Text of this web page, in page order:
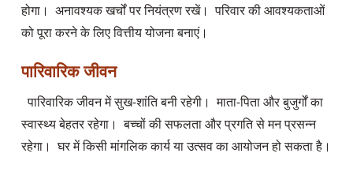
होगा।  अनावश्यक खर्चों पर नियंत्रण रखें।  परिवार की आवश्यकताओं
पारिवारिक जीवन
  पारिवारिक जीवन में सुख-शांति बनी रहेगी।  माता-पिता और बुजुर्गों का
स्वास्थ्य बेहतर रहेगा।  बच्चों की सफलता और प्रगति से मन प्रसन्न